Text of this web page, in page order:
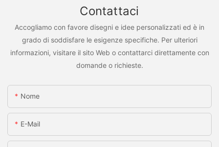
Contattaci
Accogliamo con favore disegni e idee personalizzati ed è in
grado di soddisfare le esigenze specifiche. Per ulteriori
informazioni, visitare il sito Web o contattarci direttamente con
domande o richieste.
Nome
E-Mail